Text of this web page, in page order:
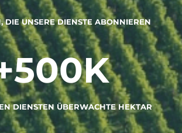
DIE UNSERE DIENSTE ABONNIEREN
DIENSTEN ÜBERWACHTE HEKTAR